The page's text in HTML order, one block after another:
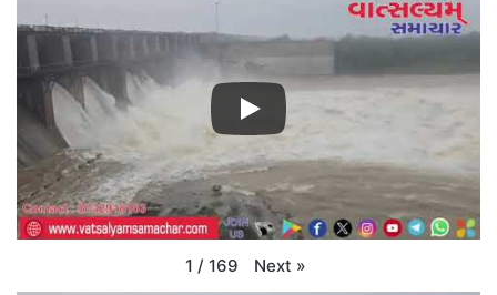
1 / 169 Next »